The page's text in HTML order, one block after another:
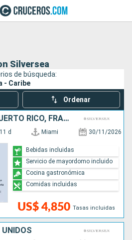
Silversea
de búsqueda:
- Caribe
Ordenar
ESTADOS UNIDOS, PUERTO RICO, FRANCIA, ANTIGUA Y BARBUDA
11 d Miami 30/11/2026
US$ 4,850 Tasas incluidas
Bebidas incluidas
Servicio de mayordomo incluido
Cocina gastronómica
Comidas incluidas